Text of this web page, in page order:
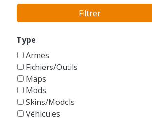
GTA London 1969
GTA San Andreas
GTA Vice City
Filtrer
Type
Armes
Fichiers/Outils
Maps
Mods
Skins/Models
Véhicules